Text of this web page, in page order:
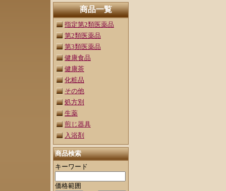
商品一覧
指定第2類医薬品
第2類医薬品
第3類医薬品
健康食品
健康茶
化粧品
その他
処方別
生薬
煎じ器具
入浴剤
商品検索
キーワード
価格範囲